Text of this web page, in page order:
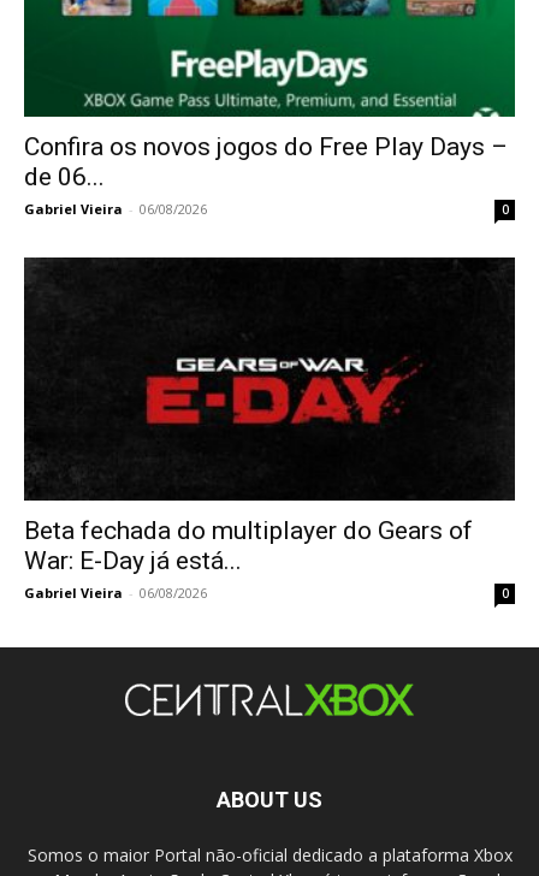
Confira os novos jogos do Free Play Days –
de 06...
Gabriel Vieira - 06/08/2026 0
Beta fechada do multiplayer do Gears of
War: E-Day já está...
Gabriel Vieira - 06/08/2026 0
ABOUT US
Somos o maior Portal não-oficial dedicado a plataforma Xbox